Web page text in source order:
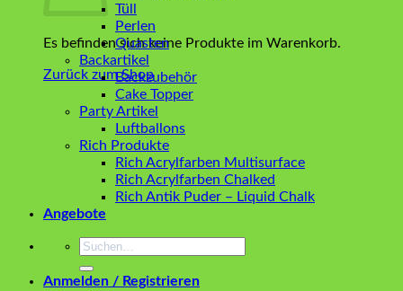
Es befinden sich keine Produkte im Warenkorb.
Zurück zum Shop
Tüll
Perlen
Quasten
Backartikel
Backzubehör
Cake Topper
Party Artikel
Luftballons
Rich Produkte
Rich Acrylfarben Multisurface
Rich Acrylfarben Chalked
Rich Antik Puder – Liquid Chalk
Angebote
Suchen
Anmelden / Registrieren